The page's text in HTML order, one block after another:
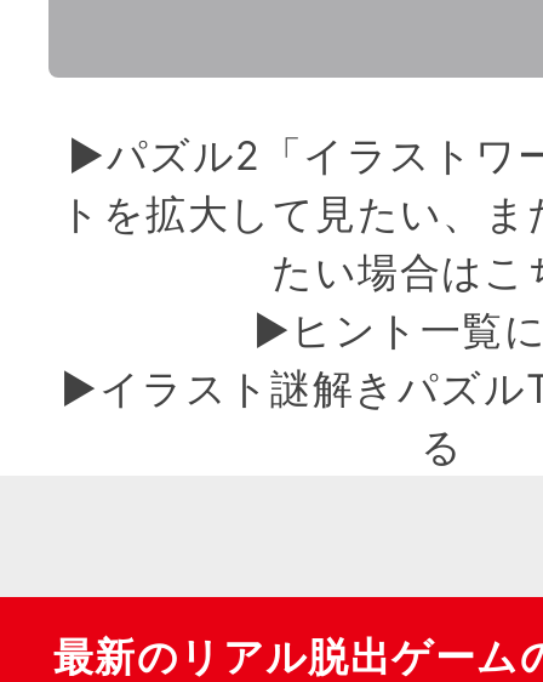
▶︎パズル2「イラストワ
トを拡大して見たい、
たい場合はこ
▶︎ヒント一覧
▶︎イラスト謎解きパズル
る
最新のリアル脱出ゲーム